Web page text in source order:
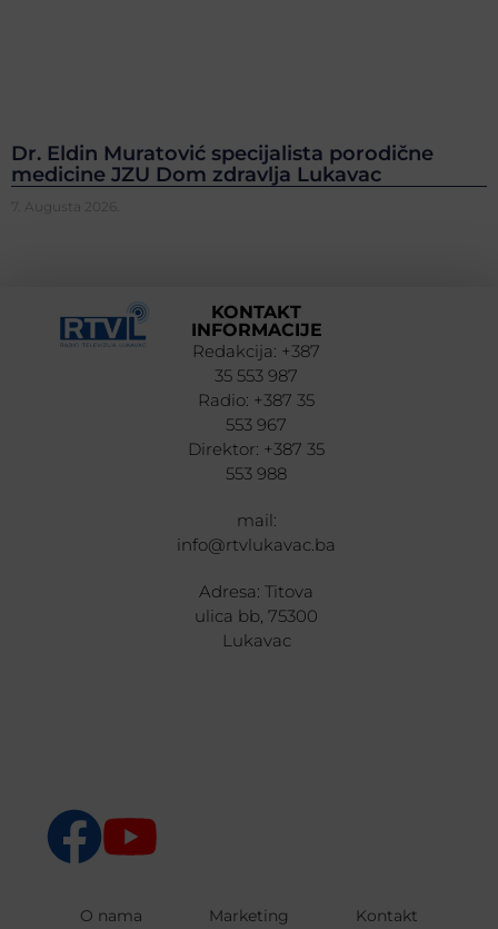
Dr. Eldin Muratović specijalista porodične
medicine JZU Dom zdravlja Lukavac
7. Augusta 2026.
KONTAKT
INFORMACIJE
Redakcija: +387
35 553 987
Radio: +387 35
553 967
Direktor: +387 35
553 988
mail:
info@rtvlukavac.ba
Adresa: Titova
ulica bb, 75300
Lukavac
O nama Marketing Kontakt